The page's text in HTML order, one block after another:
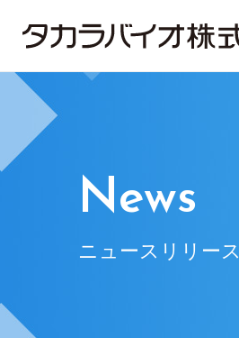
News
ニュースリリース
ごあいさつ
試薬・機器
IRライブラリ
ニュース＆トピックス